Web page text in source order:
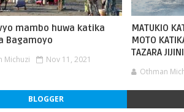
mambo huwa katika
Bagamoyo
Michuzi Nov 11, 2021
MATUKIO
MOTO
TAZARA
Othman
BLOGGER